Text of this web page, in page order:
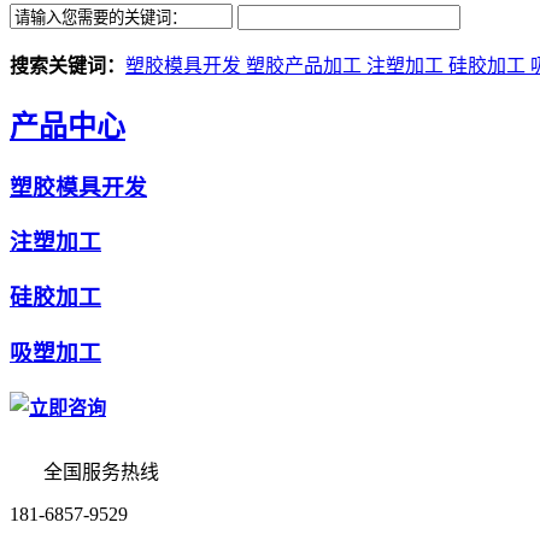
搜索关键词： 塑胶模具开发 塑胶产品加工 注塑加工 硅胶加工
产品中心
塑胶模具开发
注塑加工
硅胶加工
吸塑加工
全国服务热线
181-6857-9529